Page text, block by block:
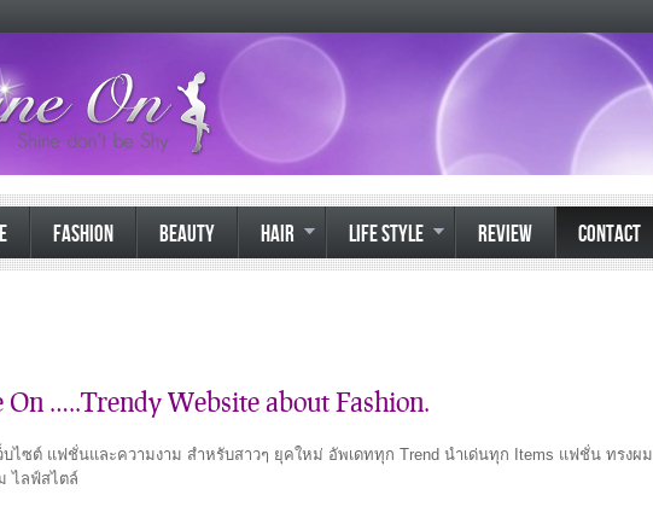
FASHION BEAUTY HAIR LIFE STYLE REVIEW CONTACT
On …..Trendy Website about Fashion.
บไซต์ แฟชั่นและความงาม สำหรับสาวๆ ยุคใหม่ อัพเดททุก Trend นำเด่นทุก Items แฟชั่น ทรงผม
ไลฟ์สไตล์